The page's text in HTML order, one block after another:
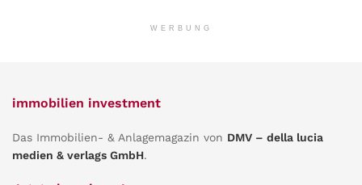
WERBUNG
immobilien investment
Das Immobilien- & Anlagemagazin von DMV – della lucia
medien & verlags GmbH.